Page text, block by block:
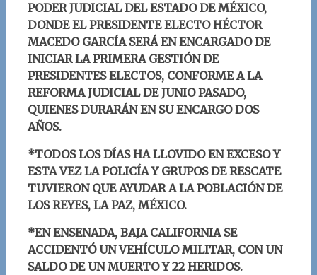
PODER JUDICIAL DEL ESTADO DE MÉXICO,
DONDE EL PRESIDENTE ELECTO HÉCTOR
MACEDO GARCÍA SERÁ EN ENCARGADO DE
INICIAR LA PRIMERA GESTIÓN DE
PRESIDENTES ELECTOS, CONFORME A LA
REFORMA JUDICIAL DE JUNIO PASADO,
QUIENES DURARÁN EN SU ENCARGO DOS
AÑOS.
*TODOS LOS DÍAS HA LLOVIDO EN EXCESO Y
ESTA VEZ LA POLICÍA Y GRUPOS DE RESCATE
TUVIERON QUE AYUDAR A LA POBLACIÓN DE
LOS REYES, LA PAZ, MÉXICO.
*EN ENSENADA, BAJA CALIFORNIA SE
ACCIDENTÓ UN VEHÍCULO MILITAR, CON UN
SALDO DE UN MUERTO Y 22 HERIDOS.